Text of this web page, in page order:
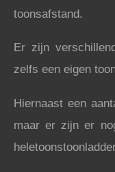
toonsafstand.
Er zijn
zelfs een eigen
Hiernaast een
maar er zijn er